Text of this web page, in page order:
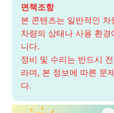
면책조항
본 콘텐츠는 일반적인
차량의 상태나 사용 환
니다.
정비 및 수리는 반드시
라며, 본 정보에 따른 문
다.